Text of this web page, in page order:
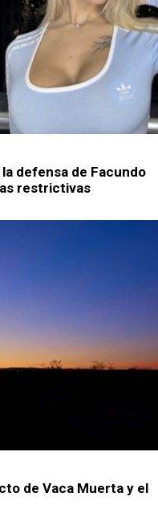
defensa de Facundo
restrictivas
de Vaca Muerta y el